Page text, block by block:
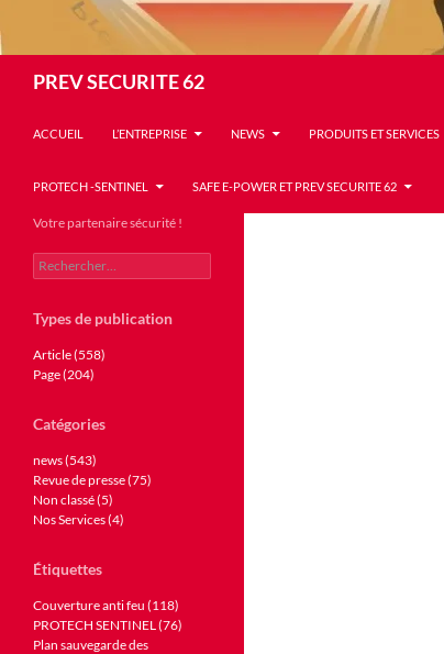
PREV SECURITE 62
ACCUEIL L’ENTREPRISE NEWS PRODUITS ET SERVICES
PROTECH -SENTINEL SAFE E-POWER ET PREV SECURITE 62
Votre partenaire sécurité !
Rechercher :
Types de publication
Article (558)
Page (204)
Catégories
news (543)
Revue de presse (75)
Non classé (5)
Nos Services (4)
Étiquettes
Couverture anti feu (118)
PROTECH SENTINEL (76)
Plan sauvegarde des